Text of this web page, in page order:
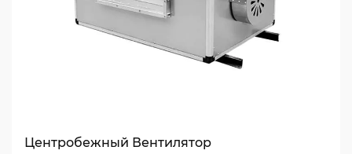
Центробежный Вентилятор